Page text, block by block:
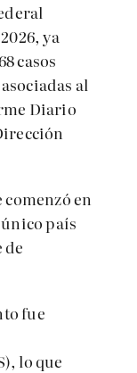
ya
casos
al
Diario
en
país
de
fue
lo que